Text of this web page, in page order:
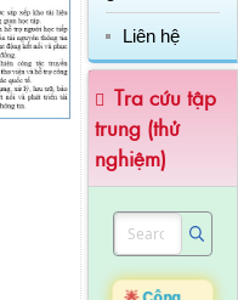
Liên hệ
Tra cứu tập
trung (thử
nghiệm)
🌟Công